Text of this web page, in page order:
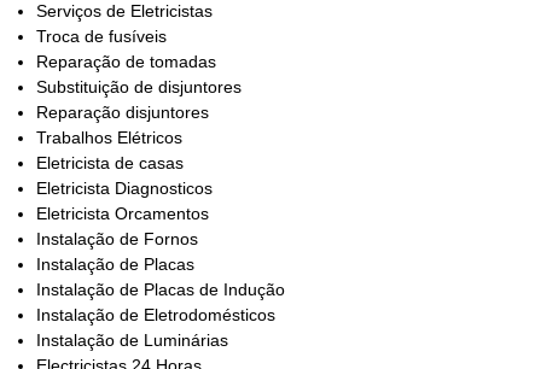
Serviços de Eletricistas
Troca de fusíveis
Reparação de tomadas
Substituição de disjuntores
Reparação disjuntores
Trabalhos Elétricos
Eletricista de casas
Eletricista Diagnosticos
Eletricista Orcamentos
Instalação de Fornos
Instalação de Placas
Instalação de Placas de Indução
Instalação de Eletrodomésticos
Instalação de Luminárias